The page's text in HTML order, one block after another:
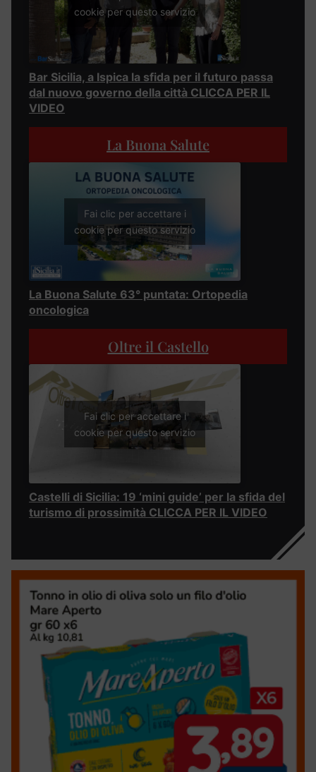
cookie per questo servizio
Bar Sicilia, a Ispica la sfida per il futuro passa
dal nuovo governo della città CLICCA PER IL
VIDEO
La Buona Salute
Fai clic per accettare i
cookie per questo servizio
La Buona Salute 63° puntata: Ortopedia
oncologica
Oltre il Castello
Fai clic per accettare i
cookie per questo servizio
Castelli di Sicilia: 19 ‘mini guide’ per la sfida del
turismo di prossimità CLICCA PER IL VIDEO